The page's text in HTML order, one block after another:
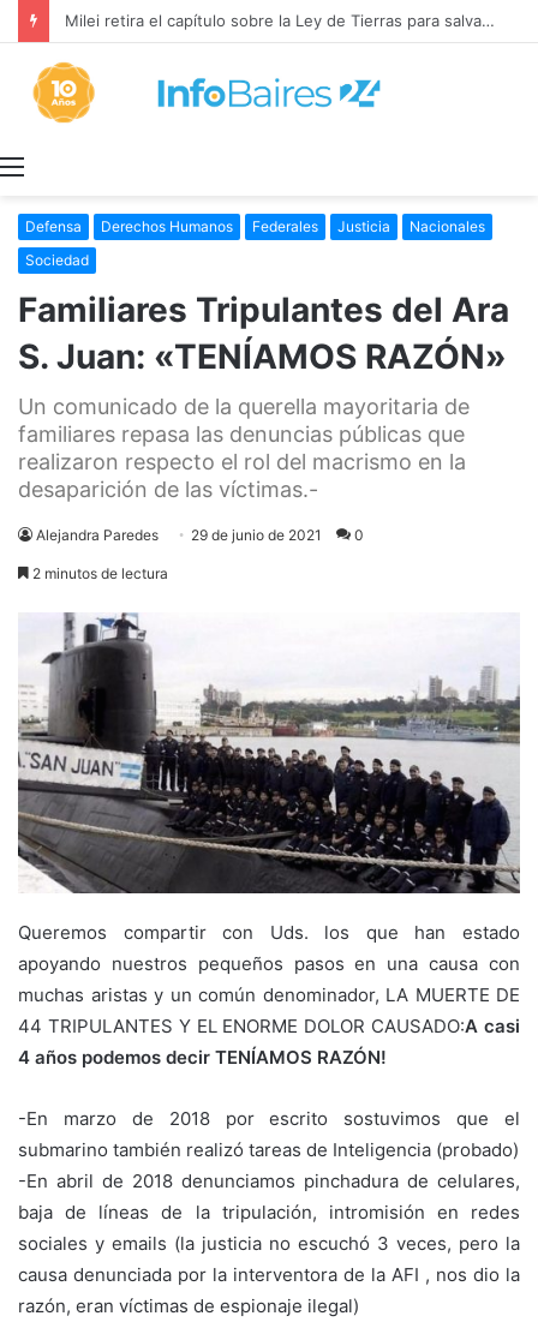
Milei retira el capítulo sobre la Ley de Tierras para salvar el proyecto de Inviolabilidad de la Propiedad Privada
Defensa Derechos Humanos Federales Justicia
Nacionales
Sociedad
Familiares Tripulantes del Ara
S. Juan: «TENÍAMOS RAZÓN»
Un comunicado de la querella mayoritaria de
familiares repasa las denuncias públicas que
realizaron respecto el rol del macrismo en la
desaparición de las víctimas.-
Alejandra Paredes 29 de junio de 2021 0
2 minutos de lectura
Queremos compartir con Uds. los que han estado
apoyando nuestros pequeños pasos en una causa con
muchas aristas y un común denominador, LA MUERTE DE
44 TRIPULANTES Y EL ENORME DOLOR CAUSADO:A casi
4 años podemos decir TENÍAMOS RAZÓN!
-En marzo de 2018 por escrito sostuvimos que el
submarino también realizó tareas de Inteligencia (probado)
-En abril de 2018 denunciamos pinchadura de celulares,
baja de líneas de la tripulación, intromisión en redes
sociales y emails (la justicia no escuchó 3 veces, pero la
causa denunciada por la interventora de la AFI , nos dio la
razón, eran víctimas de espionaje ilegal)